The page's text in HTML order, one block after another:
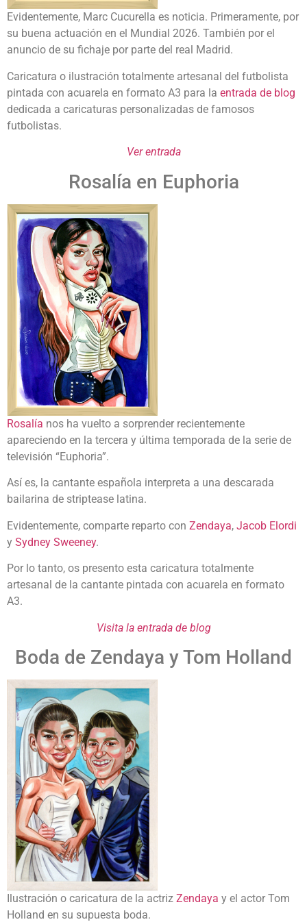
Evidentemente, Marc Cucurella es noticia. Primeramente, por
su buena actuación en el Mundial 2026. También por el
anuncio de su fichaje por parte del real Madrid.
Caricatura o ilustración totalmente artesanal del futbolista
pintada con acuarela en formato A3 para la entrada de blog
dedicada a caricaturas personalizadas de famosos
futbolistas.
Ver entrada
Rosalía en Euphoria
Rosalía nos ha vuelto a sorprender recientemente
apareciendo en la tercera y última temporada de la serie de
televisión “Euphoria”.
Así es, la cantante española interpreta a una descarada
bailarina de striptease latina.
Evidentemente, comparte reparto con Zendaya, Jacob Elordi
y Sydney Sweeney.
Por lo tanto, os presento esta caricatura totalmente
artesanal de la cantante pintada con acuarela en formato
A3.
Visita la entrada de blog
Boda de Zendaya y Tom Holland
Ilustración o caricatura de la actriz Zendaya y el actor Tom
Holland en su supuesta boda.